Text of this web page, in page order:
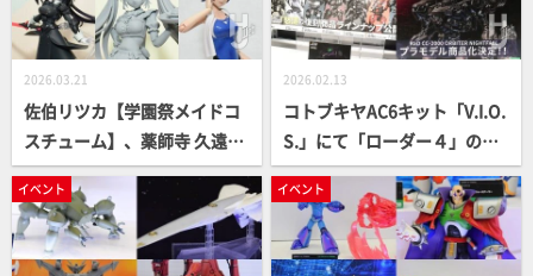
2026.03.21
佐伯リツカ【学園祭メイドコ
スチューム】、薬師寺 久遠
【チャイナコスチューム】、
早乙女 瑠衣【桃桜高校・競泳
水着】と新衣装アイテムがお
披露目。3月21日（土）、22
2026.02.13
コトブキヤAC6キット「V.I.O.
S.」にて「ローダー４」の商
品化が決定！『ARMORED CO
RE LAST RAVEN』クレスト C
R-C06U5 ファシネイター最終
戦Ver.も商品化！【コトブキ
イベント イベント